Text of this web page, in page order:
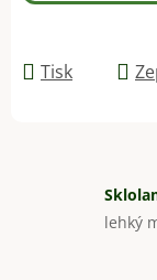
Tisk
lehký